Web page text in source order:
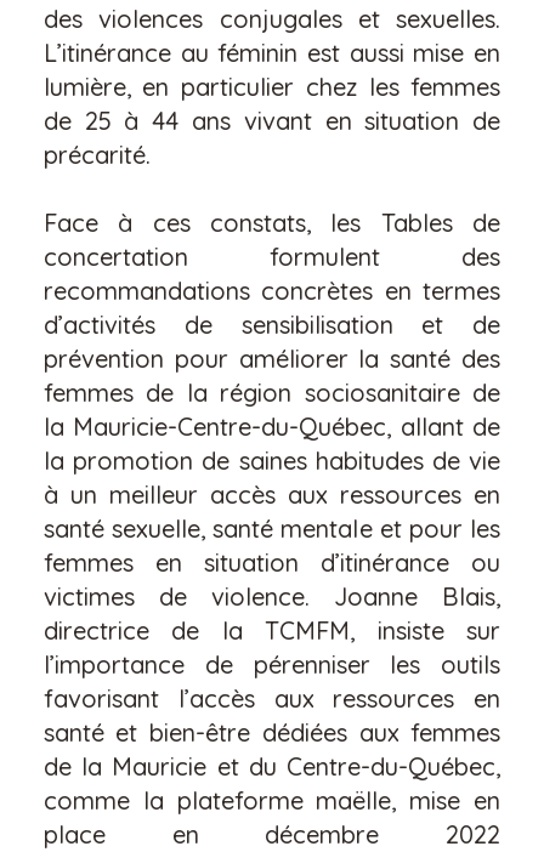
des violences conjugales et sexuelles.
L’itinérance au féminin est aussi mise en
lumière, en particulier chez les femmes
de 25 à 44 ans vivant en situation de
précarité.
Face à ces constats, les Tables de
concertation formulent des
recommandations concrètes en termes
d’activités de sensibilisation et de
prévention pour améliorer la santé des
femmes de la région sociosanitaire de
la Mauricie-Centre-du-Québec, allant de
la promotion de saines habitudes de vie
à un meilleur accès aux ressources en
santé sexuelle, santé mentale et pour les
femmes en situation d’itinérance ou
victimes de violence. Joanne Blais,
directrice de la TCMFM, insiste sur
l’importance de pérenniser les outils
favorisant l’accès aux ressources en
santé et bien-être dédiées aux femmes
de la Mauricie et du Centre-du-Québec,
comme la plateforme maëlle, mise en
place en décembre 2022